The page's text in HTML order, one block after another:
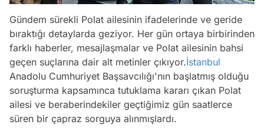
Gündem sürekli Polat ailesinin ifadelerinde ve geride
bıraktığı detaylarda geziyor. Her gün ortaya birbirinden
farklı haberler, mesajlaşmalar ve Polat ailesinin bahsi
geçen suçlarına dair alt metinler çıkıyor.İstanbul
Anadolu Cumhuriyet Başsavcılığı'nın başlatmış olduğu
soruşturma kapsamınca tutuklama kararı çıkan Polat
ailesi ve beraberindekiler geçtiğimiz gün saatlerce
süren bir çapraz sorguya alınmışlardı.